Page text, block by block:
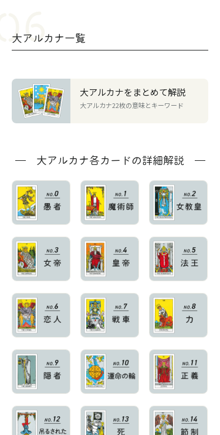
大アルカナ一覧
大アルカナをまとめて解説
大アルカナ22枚の意味とキーワード
大アルカナ各カードの詳細解説